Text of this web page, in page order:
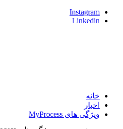
Instagram
Linkedin
خانه
اخبار
ویژگی های MyProcess